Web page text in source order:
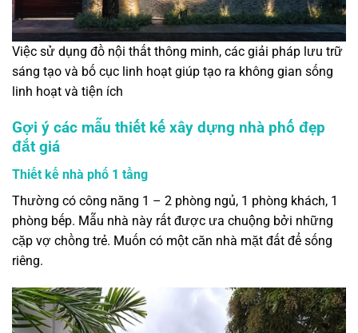
Việc sử dụng đồ nội thất thông minh, các giải pháp lưu trữ
sáng tạo và bố cục linh hoạt giúp tạo ra không gian sống
linh hoạt và tiện ích
Gợi ý các mẫu thiết kế xây dựng nhà phố đẹp
đắt giá
Thiết kế nhà phố 1 tầng
Thường có công năng 1 – 2 phòng ngủ, 1 phòng khách, 1
phòng bếp. Mẫu nhà này rất được ưa chuộng bởi những
cặp vợ chồng trẻ. Muốn có một căn nhà mặt đất để sống
riêng.